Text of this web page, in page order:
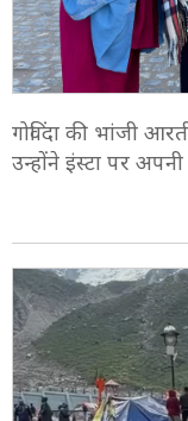
गोविंदा की भांजी
उन्होंने इंस्टा पर